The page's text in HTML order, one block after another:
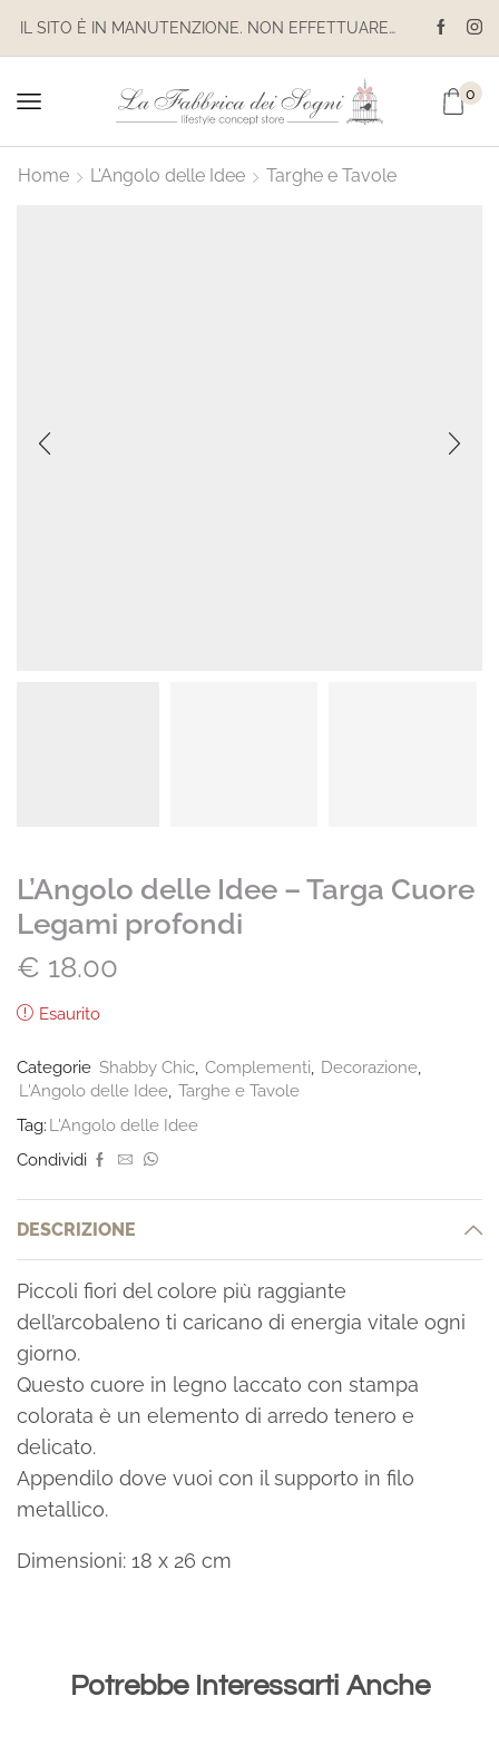
IL SITO È IN MANUTENZIONE. NON EFFETTUARE ACQUISTI. LE SPEDIZIONI SONO SOSPESE
0
Home L'Angolo delle Idee Targhe e Tavole
L’Angolo delle Idee – Targa Cuore
Legami profondi
€ 18.00
Esaurito
Categorie Shabby Chic Complementi Decorazione
L'Angolo delle Idee Targhe e Tavole
Tag: L'Angolo delle Idee
Condividi
DESCRIZIONE
Piccoli fiori del colore più raggiante
dell’arcobaleno ti caricano di energia vitale ogni
giorno.
Questo cuore in legno laccato con stampa
colorata è un elemento di arredo tenero e
delicato.
Appendilo dove vuoi con il supporto in filo
metallico.
Dimensioni: 18 x 26 cm
Potrebbe Interessarti Anche